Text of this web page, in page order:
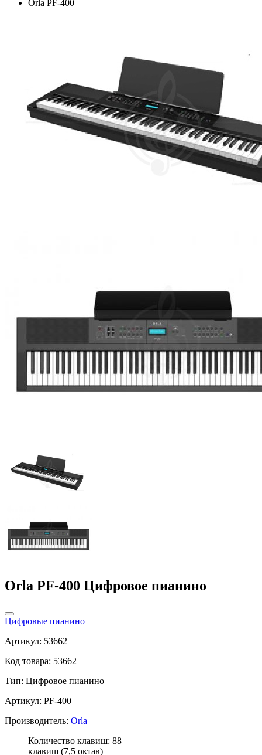
Orla PF-400
Orla PF-400 Цифровое пианино
Цифровые пианино
Артикул: 53662
Код товара: 53662
Тип: Цифровое пианино
Артикул: PF-400
Производитель: Orla
Количество клавиш: 88
клавиш (7,5 октав)